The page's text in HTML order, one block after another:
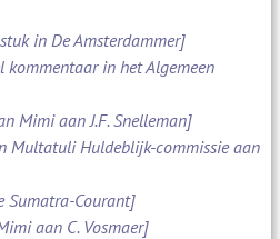
in De Amsterdammer]
kommentaar in het Algemeen
Mimi aan J.F. Snelleman]
Multatuli Huldeblijk-commissie aan
Sumatra-Courant]
aan C. Vosmaer]